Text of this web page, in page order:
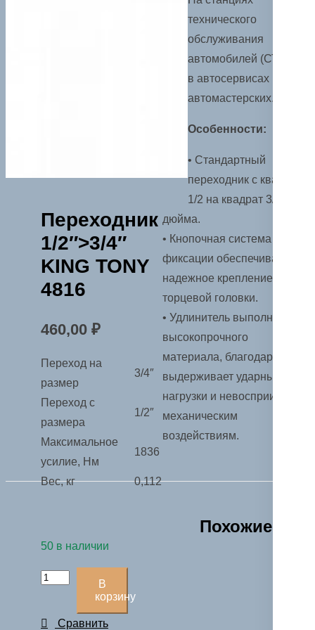
Переходник
1/2″>3/4″
KING TONY
4816
460,00 ₽
Переход на
размер
3/4″
Переход с
размера
1/2″
Максимальное
усилие, Нм
1836
Вес, кг 0,112
50 в наличии
Количество
Переходник
В
корзину
Сравнить
технического
обслуживания
автомобилей (СТОА),
в автосервисах и
автомастерских.
Особенности:
• Стандартный
переходник с квадрата
1/2 на квадрат 3/4
дюйма.
• Кнопочная система
фиксации обеспечивает
надежное крепление
торцевой головки.
• Удлинитель выполнен из
высокопрочного
материала, благодаря чему
выдерживает ударные
нагрузки и невосприимчив к
механическим
воздействиям.
Похожие